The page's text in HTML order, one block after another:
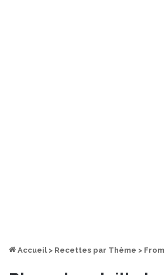
Accueil > Recettes par Thème >